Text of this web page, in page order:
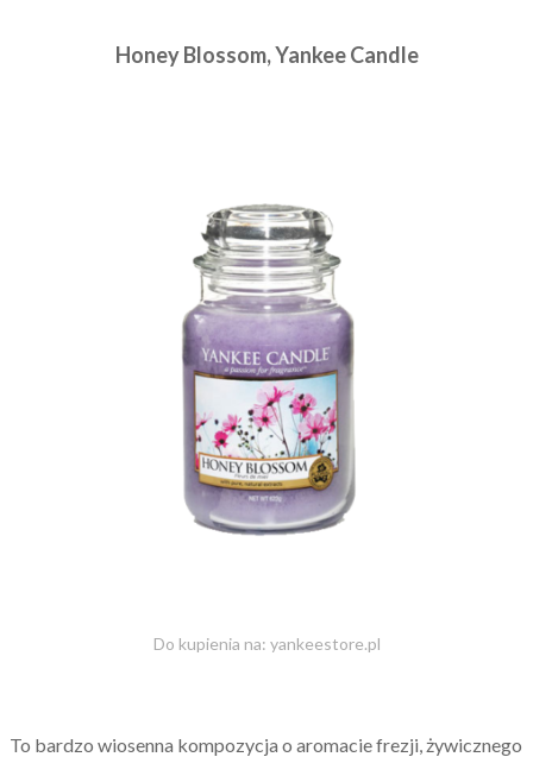
Honey Blossom, Yankee Candle
Do kupienia na: yankeestore.pl
To bardzo wiosenna kompozycja o aromacie frezji, żywicznego